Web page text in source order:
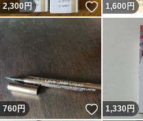
2,300円 いいね！
1,600 円
760円 いいね！
1,330円